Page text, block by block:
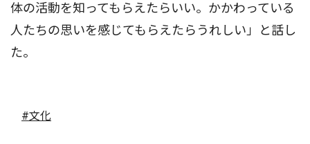
体の活動を知ってもらえたらいい。かかわっている
人たちの思いを感じてもらえたらうれしい」と話し
た。
#文化